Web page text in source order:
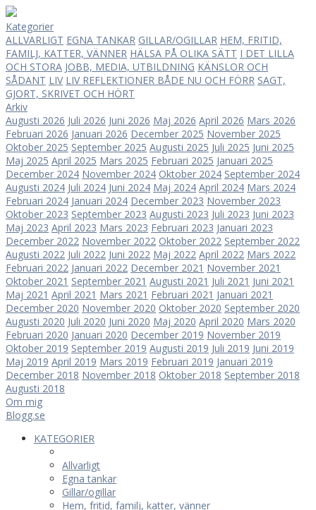
Kategorier
ALLVARLIGT EGNA TANKAR GILLAR/OGILLAR HEM, FRITID,
FAMILJ, KATTER, VÄNNER HÄLSA PÅ OLIKA SÄTT I DET LILLA
OCH STORA JOBB, MEDIA, UTBILDNING KÄNSLOR OCH
SÅDANT LIV LIV REFLEKTIONER BÅDE NU OCH FÖRR SAGT,
GJORT, SKRIVET OCH HÖRT
Arkiv
Augusti 2026 Juli 2026 Juni 2026 Maj 2026 April 2026 Mars 2026
Februari 2026 Januari 2026 December 2025 November 2025
Oktober 2025 September 2025 Augusti 2025 Juli 2025 Juni 2025
Maj 2025 April 2025 Mars 2025 Februari 2025 Januari 2025
December 2024 November 2024 Oktober 2024 September 2024
Augusti 2024 Juli 2024 Juni 2024 Maj 2024 April 2024 Mars 2024
Februari 2024 Januari 2024 December 2023 November 2023
Oktober 2023 September 2023 Augusti 2023 Juli 2023 Juni 2023
Maj 2023 April 2023 Mars 2023 Februari 2023 Januari 2023
December 2022 November 2022 Oktober 2022 September 2022
Augusti 2022 Juli 2022 Juni 2022 Maj 2022 April 2022 Mars 2022
Februari 2022 Januari 2022 December 2021 November 2021
Oktober 2021 September 2021 Augusti 2021 Juli 2021 Juni 2021
Maj 2021 April 2021 Mars 2021 Februari 2021 Januari 2021
December 2020 November 2020 Oktober 2020 September 2020
Augusti 2020 Juli 2020 Juni 2020 Maj 2020 April 2020 Mars 2020
Februari 2020 Januari 2020 December 2019 November 2019
Oktober 2019 September 2019 Augusti 2019 Juli 2019 Juni 2019
Maj 2019 April 2019 Mars 2019 Februari 2019 Januari 2019
December 2018 November 2018 Oktober 2018 September 2018
Augusti 2018
Om mig
Blogg.se
KATEGORIER
Allvarligt
Egna tankar
Gillar/ogillar
Hem, fritid, familj, katter, vänner